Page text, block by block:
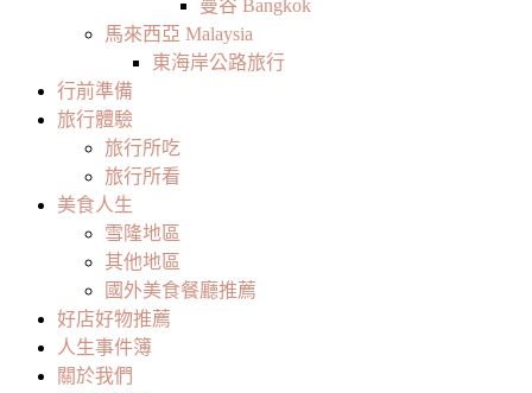
曼谷 Bangkok
馬來西亞 Malaysia
東海岸公路旅行
行前準備
旅行體驗
旅行所吃
旅行所看
美食人生
雪隆地區
其他地區
國外美食餐廳推薦
好店好物推薦
人生事件簿
關於我們